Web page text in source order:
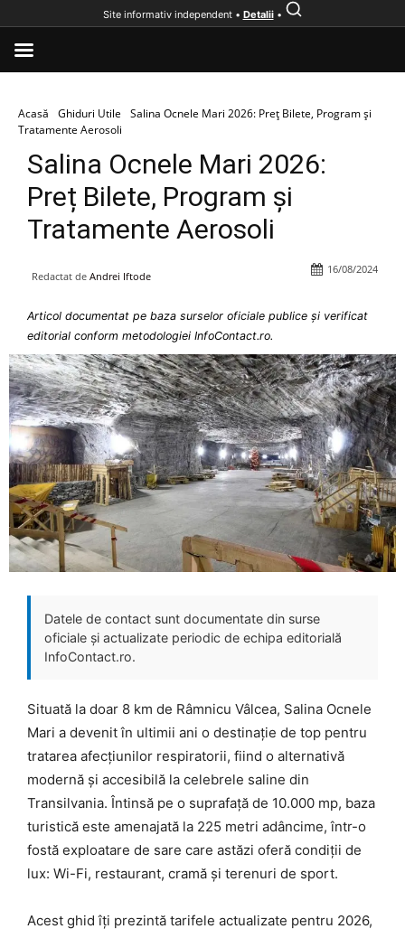
Acasă Ghiduri Utile
Salina Ocnele Mari 2026: Preț Bilete, Program și
Tratamente Aerosoli
Salina Ocnele Mari 2026:
Preț Bilete, Program și
Tratamente Aerosoli
Redactat de Andrei Iftode
16/08/2024
Articol documentat pe baza surselor oficiale publice și verificat
editorial conform metodologiei InfoContact.ro.
Datele de contact sunt documentate din surse
oficiale și actualizate periodic de echipa editorială
InfoContact.ro.
Situată la doar 8 km de Râmnicu Vâlcea, Salina Ocnele
Mari a devenit în ultimii ani o destinație de top pentru
tratarea afecțiunilor respiratorii, fiind o alternativă
modernă și accesibilă la celebrele saline din
Transilvania. Întinsă pe o suprafață de 10.000 mp, baza
turistică este amenajată la 225 metri adâncime, într-o
fostă exploatare de sare care astăzi oferă condiții de
lux: Wi-Fi, restaurant, cramă și terenuri de sport.
Acest ghid îți prezintă tarifele actualizate pentru 2026,
Site informativ independent • Detalii•